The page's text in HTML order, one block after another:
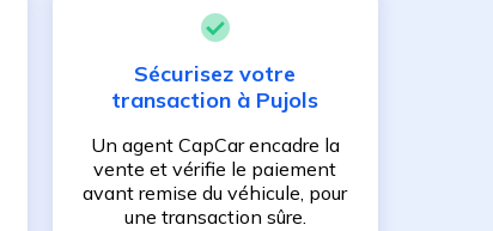
Sécurisez votre
transaction à Pujols
Un agent CapCar encadre la
vente et vérifie le paiement
avant remise du véhicule, pour
une transaction sûre.